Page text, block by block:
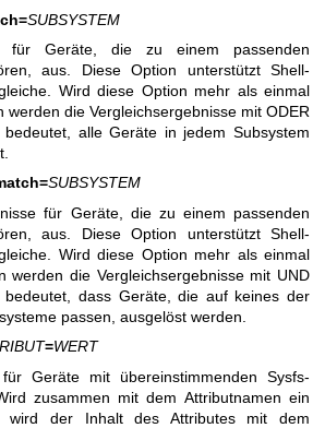
SUBSYSTEM
für Geräte, die zu einem passenden
aus. Diese Option unterstützt Shell-
Wird diese Option mehr als einmal
werden die Vergleichsergebnisse mit ODER
alle Geräte in jedem Subsystem
SUBSYSTEM
für Geräte, die zu einem passenden
aus. Diese Option unterstützt Shell-
Wird diese Option mehr als einmal
werden die Vergleichsergebnisse mit UND
bedeutet, dass Geräte, die auf keines der
passen, ausgelöst werden.
=WERT
Geräte mit übereinstimmenden Sysfs-
zusammen mit dem Attributnamen ein
wird der Inhalt des Attributes mit dem